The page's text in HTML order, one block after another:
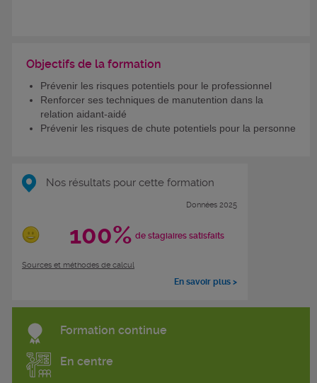
Objectifs de la formation
Prévenir les risques potentiels pour le professionnel
Renforcer ses techniques de manutention dans la
relation aidant-aidé
Prévenir les risques de chute potentiels pour la personne
Nos résultats pour cette formation
Données 2025
100% de stagiaires satisfaits
Sources et méthodes de calcul
En savoir plus >
Formation continue
En centre